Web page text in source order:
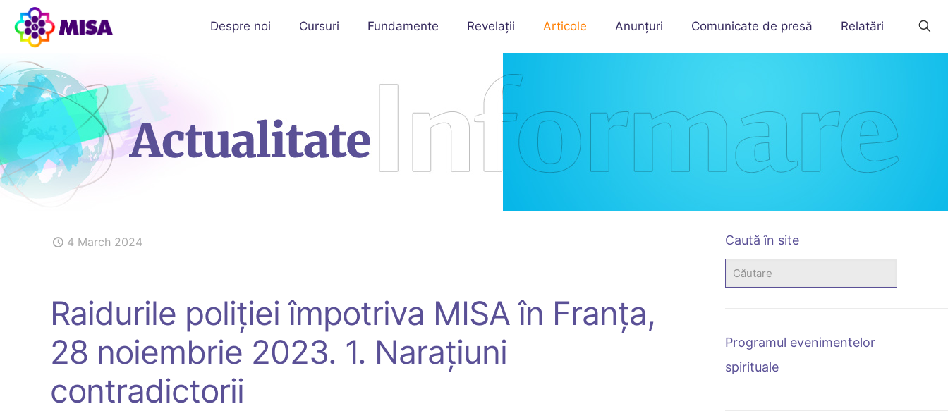
Despre noi Cursuri Fundamente Revelații Articole Anunțuri Comunicate de presă Relatări
4 March 2024
Raidurile poliției împotriva MISA în Franța,
28 noiembrie 2023. 1. Narațiuni
contradictorii
Caută în site
Programul evenimentelor
spirituale